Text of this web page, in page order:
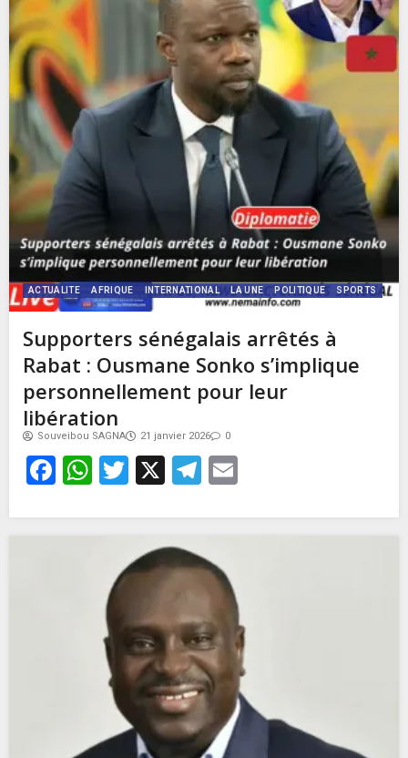
ACTUALITE AFRIQUE INTERNATIONAL LA UNE POLITIQUE SPORTS
Supporters sénégalais arrêtés à
Rabat : Ousmane Sonko s’implique
personnellement pour leur
libération
Souveibou SAGNA 21 janvier 2026 0
Facebook
WhatsApp
Twitter
X Telegram